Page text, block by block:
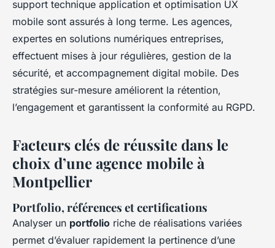
support technique application et optimisation UX
mobile sont assurés à long terme. Les agences,
expertes en solutions numériques entreprises,
effectuent mises à jour régulières, gestion de la
sécurité, et accompagnement digital mobile. Des
stratégies sur-mesure améliorent la rétention,
l’engagement et garantissent la conformité au RGPD.
Facteurs clés de réussite dans le
choix d’une agence mobile à
Montpellier
Portfolio, références et certifications
Analyser un portfolio riche de réalisations variées
permet d’évaluer rapidement la pertinence d’une